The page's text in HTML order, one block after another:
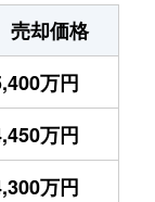
売却価格
万円
万円
万円